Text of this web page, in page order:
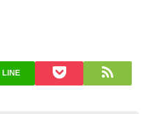
LINE